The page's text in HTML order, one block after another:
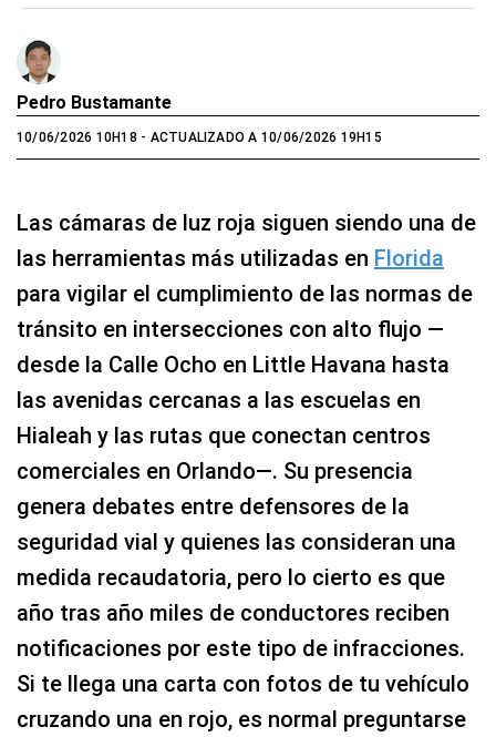
Pedro Bustamante
10/06/2026 10H18 - ACTUALIZADO A 10/06/2026 19H15
Las cámaras de luz roja siguen siendo una de
las herramientas más utilizadas en Florida
para vigilar el cumplimiento de las normas de
tránsito en intersecciones con alto flujo —
desde la Calle Ocho en Little Havana hasta
las avenidas cercanas a las escuelas en
Hialeah y las rutas que conectan centros
comerciales en Orlando—. Su presencia
genera debates entre defensores de la
seguridad vial y quienes las consideran una
medida recaudatoria, pero lo cierto es que
año tras año miles de conductores reciben
notificaciones por este tipo de infracciones.
Si te llega una carta con fotos de tu vehículo
cruzando una en rojo, es normal preguntarse